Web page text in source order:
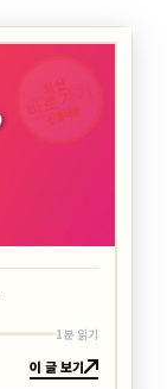
최신
바로가기
신혼여행
1분 읽기
이 글 보기